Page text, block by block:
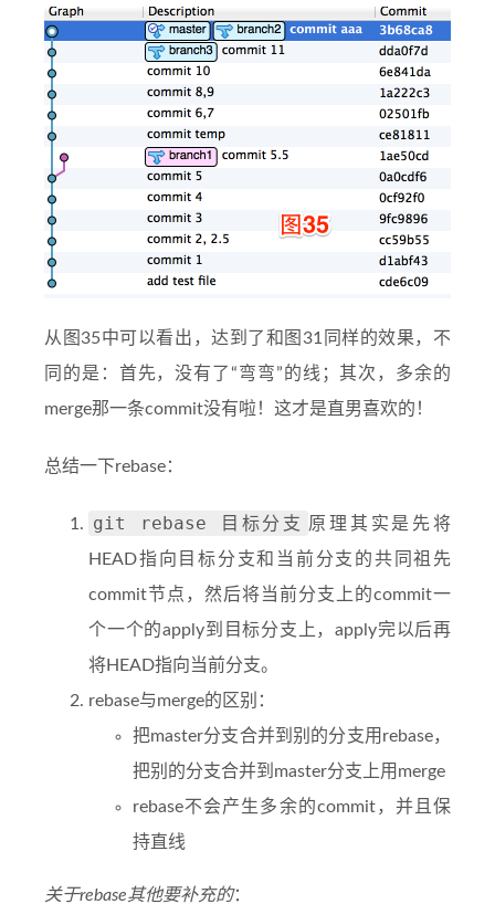
从图35中可以看出，达到了和图31同样的效果，不
同的是：首先，没有了“弯弯”的线；其次，多余的
merge那一条commit没有啦！这才是直男喜欢的！
总结一下rebase：
git rebase 目标分支 原理其实是先将
HEAD指向目标分支和当前分支的共同祖先
commit节点，然后将当前分支上的commit一
个一个的apply到目标分支上，apply完以后再
将HEAD指向当前分支。
rebase与merge的区别：
把master分支合并到别的分支用rebase，
把别的分支合并到master分支上用merge
rebase不会产生多余的commit，并且保
持直线
关于rebase其他要补充的：